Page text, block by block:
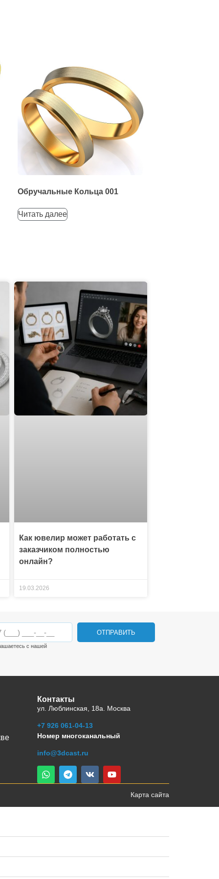
Обручальные Кольца 001
Читать далее
Как ювелир может работать с
заказчиком полностью
онлайн?
19.03.2026
ОТПРАВИТЬ
с нашей
Контакты
ул. Люблинская, 18а. Москва
+7 926 061-04-13
Номер многоканальный
info@3dcast.ru
Карта сайта